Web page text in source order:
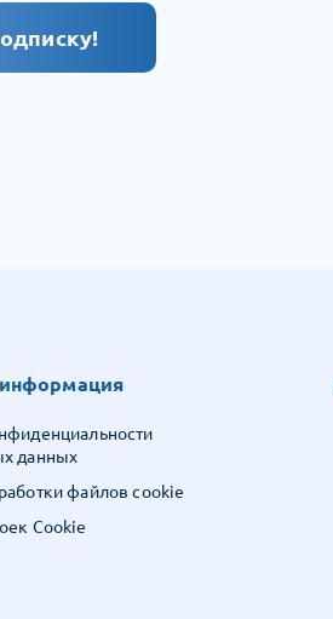
данных
файлов cookie
Cookie